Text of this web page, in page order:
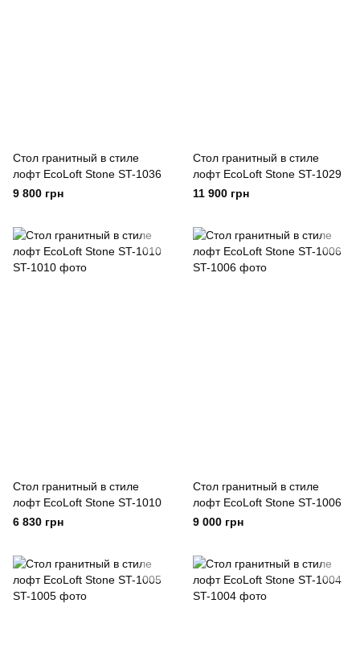
Стол гранитный в стиле
лофт EcoLoft Stone ST-1036
9 800 грн
Стол гранитный в стиле
лофт EcoLoft Stone ST-1029
11 900 грн
Стол гранитный в стиле
лофт EcoLoft Stone ST-1010
6 830 грн
Стол гранитный в стиле
лофт EcoLoft Stone ST-1006
9 000 грн